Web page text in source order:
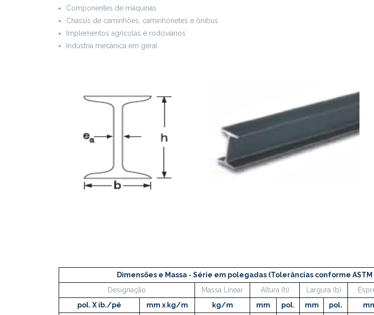
Componentes de máquinas
Chassis de caminhões, caminhonetes e ônibus
Implementos agrícolas e rodoviários
Indústria mecânica em geral
Dimensões e Massa - Série em polegadas (Tolerâncias conforme ASTM
Designação
Massa Linear Altura (h) Largura (b)
pol. X ib./pé
mm x kg/m kg/m mm pol. mm pol.